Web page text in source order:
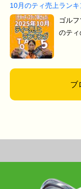
10月のティ売上ランキ
ゴル
のティ
ブ